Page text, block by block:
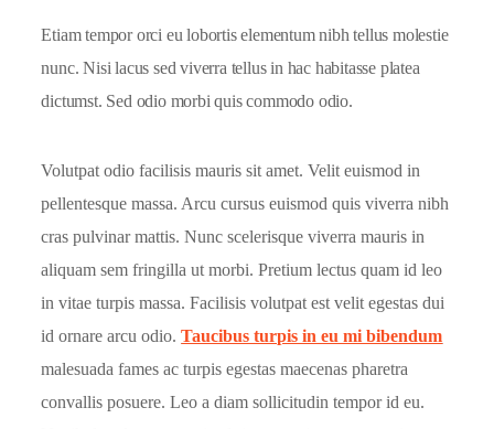
Etiam tempor orci eu lobortis elementum nibh tellus molestie
nunc. Nisi lacus sed viverra tellus in hac habitasse platea
dictumst. Sed odio morbi quis commodo odio.
Volutpat odio facilisis mauris sit amet. Velit euismod in
pellentesque massa. Arcu cursus euismod quis viverra nibh
cras pulvinar mattis. Nunc scelerisque viverra mauris in
aliquam sem fringilla ut morbi. Pretium lectus quam id leo
in vitae turpis massa. Facilisis volutpat est velit egestas dui
id ornare arcu odio.Taucibus turpis in eu mi bibendum
malesuada fames ac turpis egestas maecenas pharetra
convallis posuere. Leo a diam sollicitudin tempor id eu.